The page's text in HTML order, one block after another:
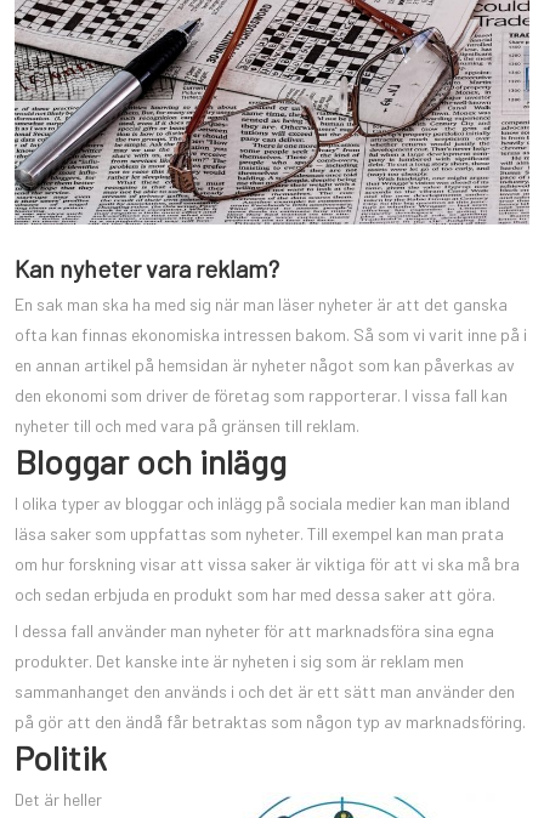
Kan nyheter vara reklam?
En sak man ska ha med sig när man läser nyheter är att det ganska
ofta kan finnas ekonomiska intressen bakom. Så som vi varit inne på i
en annan artikel på hemsidan är nyheter något som kan påverkas av
den ekonomi som driver de företag som rapporterar. I vissa fall kan
nyheter till och med vara på gränsen till reklam.
Bloggar och inlägg
I olika typer av bloggar och inlägg på sociala medier kan man ibland
läsa saker som uppfattas som nyheter. Till exempel kan man prata
om hur forskning visar att vissa saker är viktiga för att vi ska må bra
och sedan erbjuda en produkt som har med dessa saker att göra.
I dessa fall använder man nyheter för att marknadsföra sina egna
produkter. Det kanske inte är nyheten i sig som är reklam men
sammanhanget den används i och det är ett sätt man använder den
på gör att den ändå får betraktas som någon typ av marknadsföring.
Politik
Det är heller